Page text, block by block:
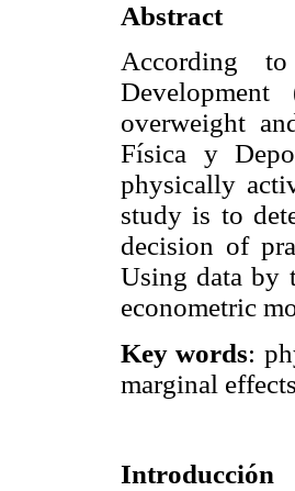
Abstract
According
overweight
Física y
physically
study is to
decision of
Using data by
econometric
Key words:
marginal
Introducción